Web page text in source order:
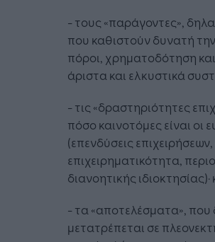
- τους «παράγοντες»,
που καθιστούν δυνατή
πόροι, χρηματοδότηση
άριστα και ελκυστικά
- τις «δραστηριότητες
πόσο καινοτόμες είναι οι
(επενδύσεις επιχειρήσεων,
επιχειρηματικότητα,
διανοητικής ιδιοκτησίας)·
- τα «αποτελέσματα»,
μετατρέπεται σε